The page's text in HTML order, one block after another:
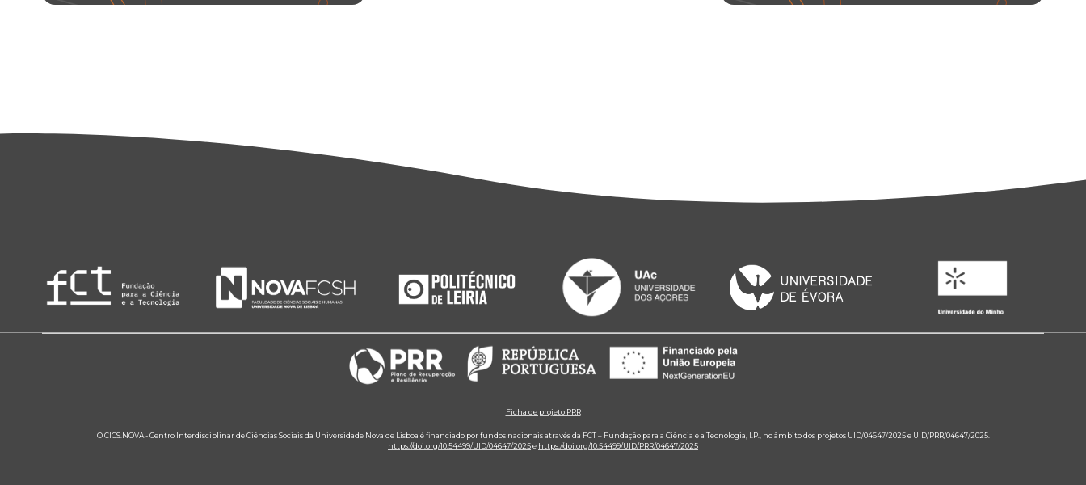
Ficha de projeto PRR
O CICS.NOVA - Centro Interdisciplinar de Ciências Sociais da Universidade Nova de Lisboa é financiado por fundos nacionais através da FCT – Fundação para a Ciência e a Tecnologia, I.P., no âmbito dos projetos UID/04647/2025 e UID/PRR/04647/2025.
https://doi.org/10.54499/UID/04647/2025e https://doi.org/10.54499/UID/PRR/04647/2025